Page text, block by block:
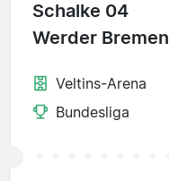
Schalke 04
Werder Bremen
Veltins-Arena
Bundesliga